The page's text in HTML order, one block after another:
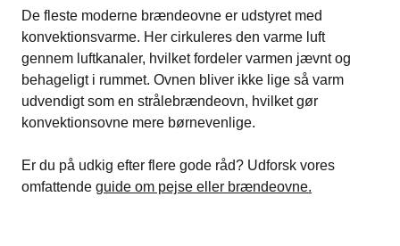
De fleste moderne brændeovne er udstyret med
konvektionsvarme. Her cirkuleres den varme luft
gennem luftkanaler, hvilket fordeler varmen jævnt og
behageligt i rummet. Ovnen bliver ikke lige så varm
udvendigt som en strålebrændeovn, hvilket gør
konvektionsovne mere børnevenlige.
Er du på udkig efter flere gode råd? Udforsk vores
omfattende guide om pejse eller brændeovne.